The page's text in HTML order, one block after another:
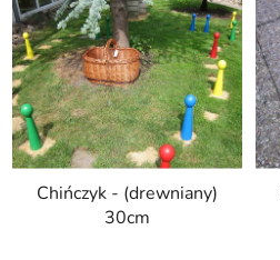
Chińczyk - (drewniany)
30cm